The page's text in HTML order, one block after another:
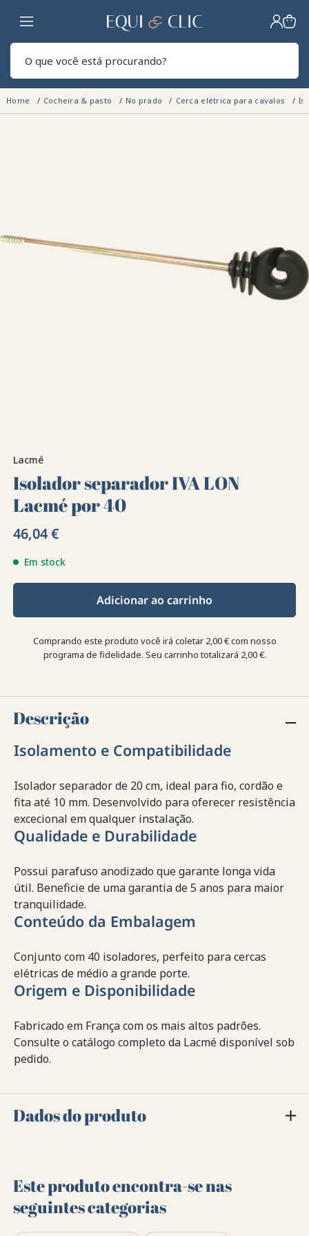
Lar
Home Cocheira & pasto No prado Cerca elétrica para cavalos
Lacmé
Isolador separador IVA LON
Lacmé por 40
46,04 €
Em stock
Adicionar ao carrinho
Comprando este produto você irá coletar 2,00 €com nosso
programa de fidelidade. Seu carrinho totalizará 2,00 €.
Descrição
Isolamento e Compatibilidade
Isolador separador de 20 cm, ideal para fio, cordão e
fita até 10 mm. Desenvolvido para oferecer resistência
excecional em qualquer instalação.
Qualidade e Durabilidade
Possui parafuso anodizado que garante longa vida
útil. Beneficie de uma garantia de 5 anos para maior
tranquilidade.
Conteúdo da Embalagem
Conjunto com 40 isoladores, perfeito para cercas
elétricas de médio a grande porte.
Origem e Disponibilidade
Fabricado em França com os mais altos padrões.
Consulte o catálogo completo da Lacmé disponível sob
pedido.
Dados do produto
Este produto encontra-se nas
seguintes categorias